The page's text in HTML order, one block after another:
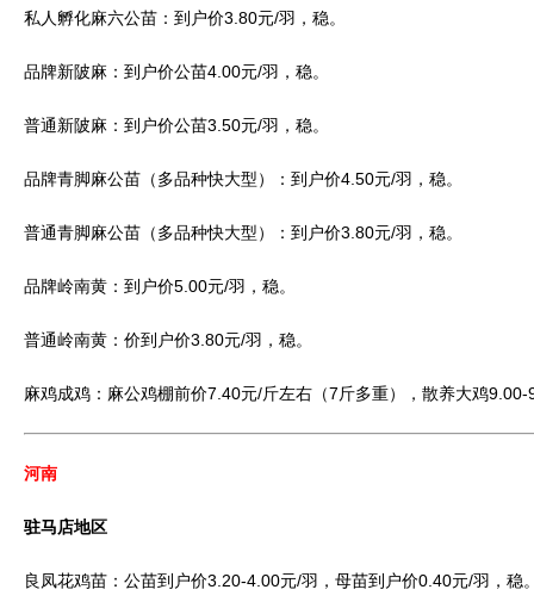
私人孵化麻六公苗：到户价3.80元/羽，稳。
品牌新陂麻：到户价公苗4.00元/羽，稳。
普通新陂麻：到户价公苗3.50元/羽，稳。
品牌青脚麻公苗（多品种快大型）：到户价4.50元/羽，稳。
普通青脚麻公苗（多品种快大型）：到户价3.80元/羽，稳。
品牌岭南黄：到户价5.00元/羽，稳。
普通岭南黄：价到户价3.80元/羽，稳。
麻鸡成鸡：麻公鸡棚前价7.40元/斤左右（7斤多重），散养大鸡
河南
驻马店地区
良凤花鸡苗：公苗到户价3.20-4.00元/羽，母苗到户价0.40元/羽，稳